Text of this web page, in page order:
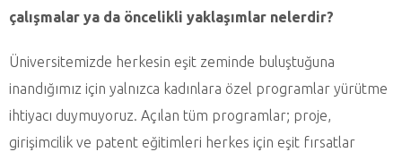
çalışmalar ya da öncelikli yaklaşımlar nelerdir?
Üniversitemizde herkesin eşit zeminde buluştuğuna
inandığımız için yalnızca kadınlara özel programlar yürütme
ihtiyacı duymuyoruz. Açılan tüm programlar; proje,
girişimcilik ve patent eğitimleri herkes için eşit fırsatlar